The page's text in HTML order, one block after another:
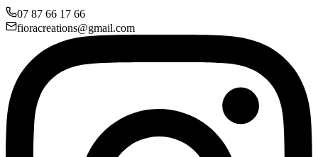
07 87 66 17 66
fioracreations@gmail.com